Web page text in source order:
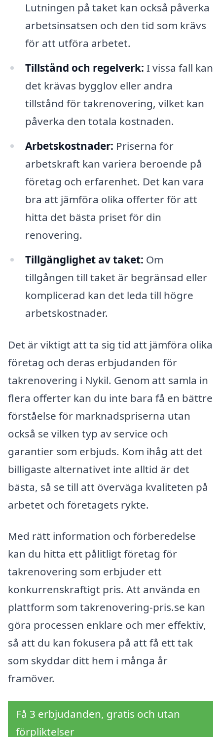
Lutningen på taket kan också påverka
arbetsinsatsen och den tid som krävs
för att utföra arbetet.
Tillstånd och regelverk: I vissa fall kan
det krävas bygglov eller andra
tillstånd för takrenovering, vilket kan
påverka den totala kostnaden.
Arbetskostnader: Priserna för
arbetskraft kan variera beroende på
företag och erfarenhet. Det kan vara
bra att jämföra olika offerter för att
hitta det bästa priset för din
renovering.
Tillgänglighet av taket: Om
tillgången till taket är begränsad eller
komplicerad kan det leda till högre
arbetskostnader.
Det är viktigt att ta sig tid att jämföra olika
företag och deras erbjudanden för
takrenovering i Nykil. Genom att samla in
flera offerter kan du inte bara få en bättre
förståelse för marknadspriserna utan
också se vilken typ av service och
garantier som erbjuds. Kom ihåg att det
billigaste alternativet inte alltid är det
bästa, så se till att överväga kvaliteten på
arbetet och företagets rykte.
Med rätt information och förberedelse
kan du hitta ett pålitligt företag för
takrenovering som erbjuder ett
konkurrenskraftigt pris. Att använda en
plattform som takrenovering-pris.se kan
göra processen enklare och mer effektiv,
så att du kan fokusera på att få ett tak
som skyddar ditt hem i många år
framöver.
Få 3 erbjudanden, gratis och utan
förpliktelser